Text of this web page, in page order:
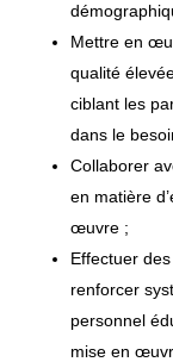
Mettre en
qualité
ciblant les
dans le
Collaborer
en matière
œuvre ;
Effectuer
renforcer
personnel
mise en